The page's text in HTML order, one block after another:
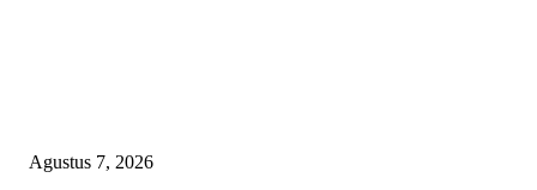
Agustus 7, 2026